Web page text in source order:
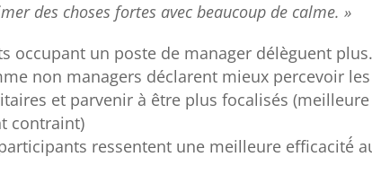
des choses fortes avec beaucoup de calme. »
occupant un poste de manager délèguent plus.
non managers déclarent mieux percevoir
et parvenir à être plus focalisés
contraint)
ressentent une meilleure efficacité́